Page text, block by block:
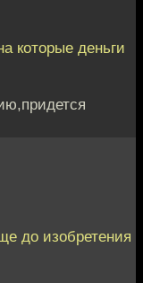
которые деньги
до изобретения